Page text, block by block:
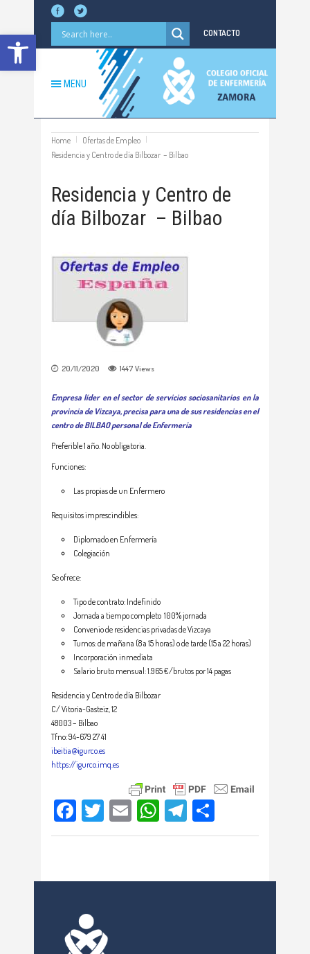
Abrir barra de herramientas CONTACTO
MENU
Home
Ofertas de Empleo
Residencia y Centro de día Bilbozar – Bilbao
Residencia y Centro de
día Bilbozar – Bilbao
20/11/2020 1447 Views
Empresa líder en el sector de servicios sociosanitarios en la
provincia de Vizcaya, precisa para una de sus residencias en el
centro de BILBAO personal de Enfermería
Preferible 1 año. No obligatoria.
Funciones:
Las propias de un Enfermero
Requisitos imprescindibles:
Diplomado en Enfermería
Colegiación
Se ofrece:
Tipo de contrato: Indefinido
Jornada a tiempo completo 100% jornada
Convenio de residencias privadas de Vizcaya
Turnos: de mañana (8 a 15 horas) o de tarde (15 a 22 horas)
Incorporación inmediata
Salario bruto mensual: 1.965 €/brutos por 14 pagas
Residencia y Centro de día Bilbozar
C/ Vitoria-Gasteiz, 12
48003 – Bilbao
Tfno: 94-679 27 41
ibeitia@igurco.es
https://igurco.imq.es
Facebook
TwitterEmailWhatsApp
Telegram